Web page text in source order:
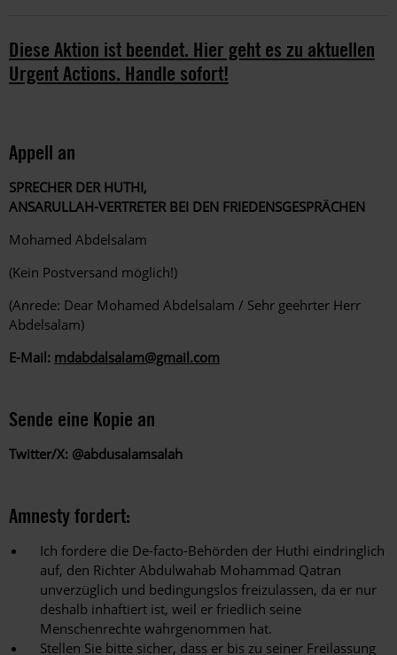
Diese Aktion ist beendet. Hier geht es zu aktuellen
Urgent Actions. Handle sofort!
Appell an
SPRECHER DER HUTHI,
ANSARULLAH-VERTRETER BEI DEN FRIEDENSGESPRÄCHEN
Mohamed Abdelsalam
(Kein Postversand möglich!)
(Anrede: Dear Mohamed Abdelsalam / Sehr geehrter Herr
Abdelsalam)
E-Mail: mdabdalsalam@gmail.com
Sende eine Kopie an
Twitter/X: @abdusalamsalah
Amnesty fordert:
Ich fordere die De-facto-Behörden der Huthi eindringlich
auf, den Richter Abdulwahab Mohammad Qatran
unverzüglich und bedingungslos freizulassen, da er nur
deshalb inhaftiert ist, weil er friedlich seine
Menschenrechte wahrgenommen hat.
Stellen Sie bitte sicher, dass er bis zu seiner Freilassung